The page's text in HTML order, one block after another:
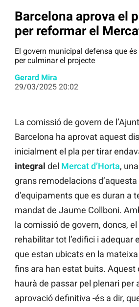
Barcelona aprova el
per reformar el
El govern municipal defensa que
per culminar el projecte
Gerard Mira
29/03/2025 20:02
La comissió de govern de
Barcelona ha aprovat aquest
inicialment el pla per tirar
integral del Mercat d’Horta,
grans remodelacions
d’equipaments que es duran a
mandat de Jaume Collboni.
la comissió de govern, doncs,
rehabilitar tot l’edifici i adequar
que estan ubicats en la mateixa
fins ara han estat buits. Aquest
haurà de passar pel plenari per
aprovació definitiva -és a dir,